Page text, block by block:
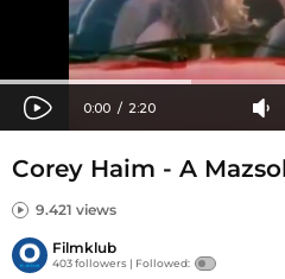
Corey Haim - A
9.421 views
Filmklub
403 followers | Followed: